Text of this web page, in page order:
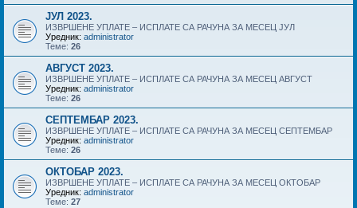
ЈУЛ 2023.
ИЗВРШЕНЕ УПЛАТЕ – ИСПЛАТЕ СА РАЧУНА ЗА МЕСЕЦ ЈУЛ
Уредник: administrator
Теме: 26
АВГУСТ 2023.
ИЗВРШЕНЕ УПЛАТЕ – ИСПЛАТЕ СА РАЧУНА ЗА МЕСЕЦ АВГУСТ
Уредник: administrator
Теме: 26
СЕПТЕМБАР 2023.
ИЗВРШЕНЕ УПЛАТЕ – ИСПЛАТЕ СА РАЧУНА ЗА МЕСЕЦ СЕПТЕМБАР
Уредник: administrator
Теме: 26
ОКТОБАР 2023.
ИЗВРШЕНЕ УПЛАТЕ – ИСПЛАТЕ СА РАЧУНА ЗА МЕСЕЦ ОКТОБАР
Уредник: administrator
Теме: 27